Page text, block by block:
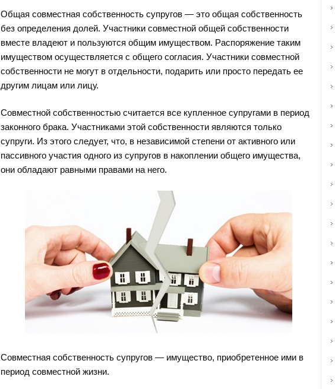
Общая совместная собственность супругов — это общая собственность
без определения долей. Участники совместной общей собственности
вместе владеют и пользуются общим имуществом. Распоряжение таким
имуществом осуществляется с общего согласия. Участники совместной
собственности не могут в отдельности, подарить или просто передать ее
другим лицам или лицу.
Совместной собственностью считается все купленное супругами в период
законного брака. Участниками этой собственности являются только
супруги. Из этого следует, что, в независимой степени от активного или
пассивного участия одного из супругов в накоплении общего имущества,
они обладают равными правами на него.
Совместная собственность супругов — имущество, приобретенное ими в
период совместной жизни.